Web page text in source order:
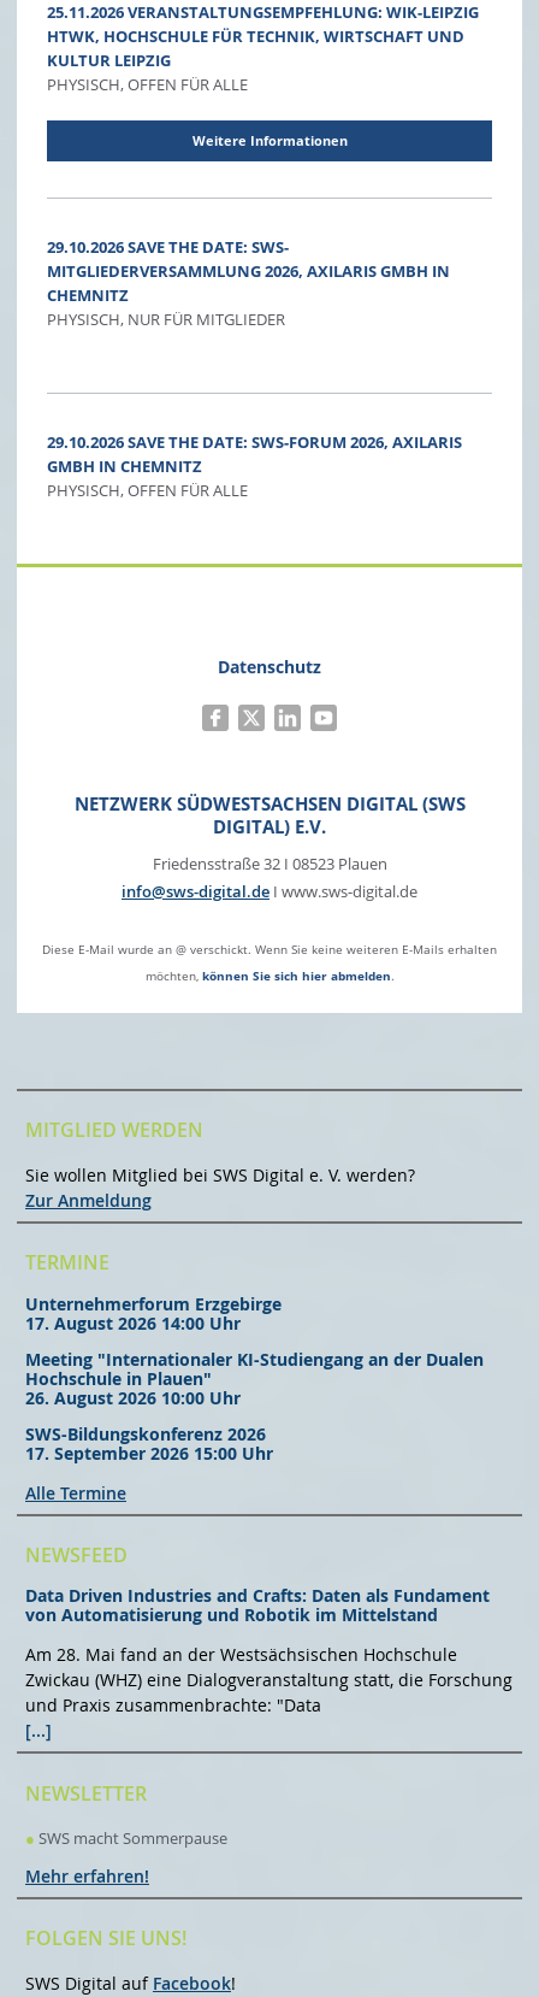
25.11.2026 VERANSTALTUNGSEMPFEHLUNG: WIK-LEIPZIG
HTWK, HOCHSCHULE FÜR TECHNIK, WIRTSCHAFT UND
KULTUR LEIPZIG
PHYSISCH, OFFEN FÜR ALLE
Weitere Informationen
29.10.2026 SAVE THE DATE: SWS-
MITGLIEDERVERSAMMLUNG 2026, AXILARIS GMBH IN
CHEMNITZ
PHYSISCH, NUR FÜR MITGLIEDER
29.10.2026 SAVE THE DATE: SWS-FORUM 2026, AXILARIS
GMBH IN CHEMNITZ
PHYSISCH, OFFEN FÜR ALLE
Datenschutz
NETZWERK SÜDWESTSACHSEN DIGITAL (SWS
DIGITAL) E.V.
Friedensstraße 32 I 08523 Plauen
info@sws-digital.de I www.sws-digital.de
Diese E-Mail wurde an @ verschickt. Wenn Sie keine weiteren E-Mails erhalten
möchten, können Sie sich hier abmelden.
MITGLIED WERDEN
Sie wollen Mitglied bei SWS Digital e. V. werden?
Zur Anmeldung
TERMINE
Unternehmerforum Erzgebirge
17. August 2026 14:00 Uhr
Meeting "Internationaler KI-Studiengang an der Dualen
Hochschule in Plauen"
26. August 2026 10:00 Uhr
SWS-Bildungskonferenz 2026
17. September 2026 15:00 Uhr
Alle Termine
NEWSFEED
Data Driven Industries and Crafts: Daten als Fundament
von Automatisierung und Robotik im Mittelstand
Am 28. Mai fand an der Westsächsischen Hochschule
Zwickau (WHZ) eine Dialogveranstaltung statt, die Forschung
und Praxis zusammenbrachte: "Data
[...]
NEWSLETTER
● SWS macht Sommerpause
Mehr erfahren!
FOLGEN SIE UNS!
SWS Digital auf Facebook!